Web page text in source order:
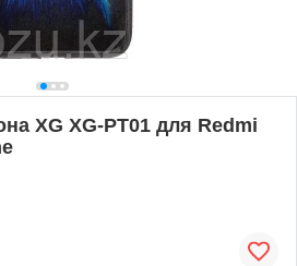
XG XG-PT01 для Redmi